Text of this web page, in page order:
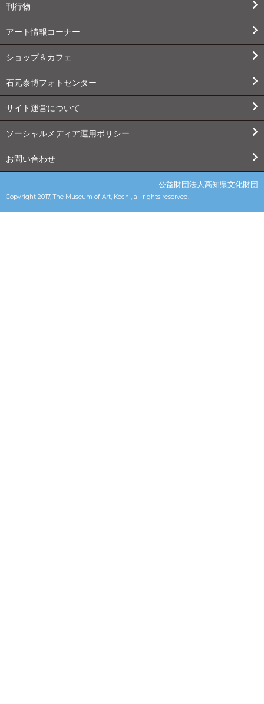
刊行物
アート情報コーナー
ショップ＆カフェ
石元泰博フォトセンター
サイト運営について
ソーシャルメディア運用ポリシー
お問い合わせ
Copyright 2017, The Museum of Art, Kochi, all rights reserved.
公益財団法人高知県文化財団